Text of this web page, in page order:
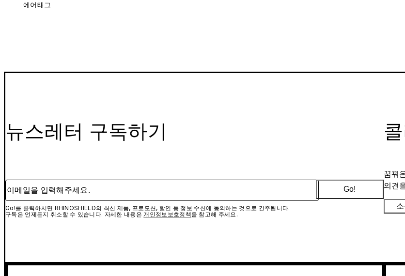
에어태그
뉴스레터 구독하기
이메일을 입력해주세요.
Go!를 클릭하시면 RHINOSHIELD의 최신 제품, 프로모션, 할인 등 정보 수신에 동의하는 것으로 간주됩니다.
구독은 언제든지 취소할 수 있습니다. 자세한 내용은개인정보보호정책을 참고해 주세요.
Go!
꿈꿔
의견